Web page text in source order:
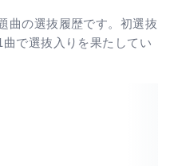
曲の選抜履歴です。初選抜
で選抜入りを果たしてい